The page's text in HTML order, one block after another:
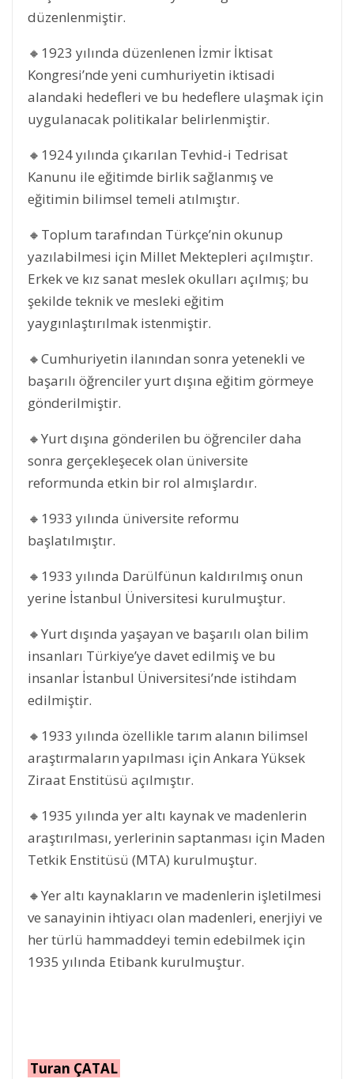
düzenlenmiştir.
🔸1923 yılında düzenlenen İzmir İktisat
Kongresi’nde yeni cumhuriyetin iktisadi
alandaki hedefleri ve bu hedeflere ulaşmak için
uygulanacak politikalar belirlenmiştir.
🔸1924 yılında çıkarılan Tevhid-i Tedrisat
Kanunu ile eğitimde birlik sağlanmış ve
eğitimin bilimsel temeli atılmıştır.
🔸Toplum tarafından Türkçe’nin okunup
yazılabilmesi için Millet Mektepleri açılmıştır.
Erkek ve kız sanat meslek okulları açılmış; bu
şekilde teknik ve mesleki eğitim
yaygınlaştırılmak istenmiştir.
🔸Cumhuriyetin ilanından sonra yetenekli ve
başarılı öğrenciler yurt dışına eğitim görmeye
gönderilmiştir.
🔸Yurt dışına gönderilen bu öğrenciler daha
sonra gerçekleşecek olan üniversite
reformunda etkin bir rol almışlardır.
🔸1933 yılında üniversite reformu
başlatılmıştır.
🔸1933 yılında Darülfünun kaldırılmış onun
yerine İstanbul Üniversitesi kurulmuştur.
🔸Yurt dışında yaşayan ve başarılı olan bilim
insanları Türkiye’ye davet edilmiş ve bu
insanlar İstanbul Üniversitesi’nde istihdam
edilmiştir.
🔸1933 yılında özellikle tarım alanın bilimsel
araştırmaların yapılması için Ankara Yüksek
Ziraat Enstitüsü açılmıştır.
🔸1935 yılında yer altı kaynak ve madenlerin
araştırılması, yerlerinin saptanması için Maden
Tetkik Enstitüsü (MTA) kurulmuştur.
🔸Yer altı kaynakların ve madenlerin işletilmesi
ve sanayinin ihtiyacı olan madenleri, enerjiyi ve
her türlü hammaddeyi temin edebilmek için
1935 yılında Etibank kurulmuştur.
Turan ÇATAL